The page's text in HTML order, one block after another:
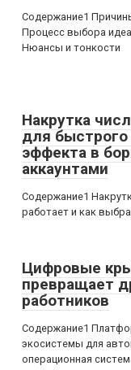
Содержание1
Процесс выбора
Нюансы и тонкости
Накрутка
для
эффекта в
аккаунтами
Содержание1
работает и как
Цифровые
превращает
работников
Содержание1
экосистемы для
операционная